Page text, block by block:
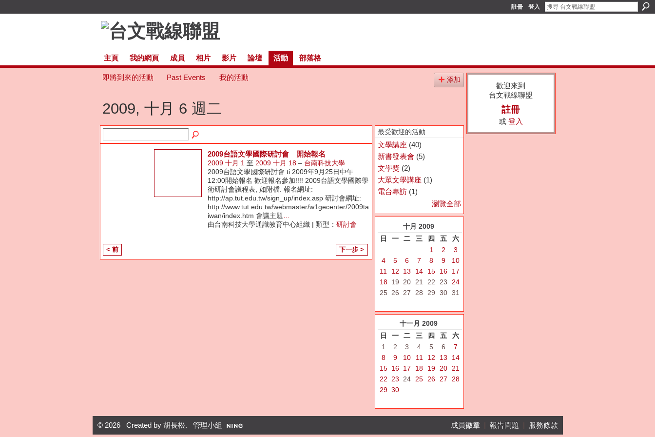
註冊 登入
主頁 我的網頁 成員 相片 影片 論壇 活動 部落格
即將到來的活動 Past Events 我的活動 添加
2009, 十月 6 週二
2009台語文學國際研討會 開始報名
2009 十月 1 至 2009 十月 18– 台南科技大學
2009台語文學國際研討會 ti 2009年9月25日中午
12:00開始報名 歡迎報名參加!!!! 2009台語文學國際學
術研討會議程表, 如附檔. 報名網址:
http://ap.tut.edu.tw/sign_up/index.asp 研討會網址:
http://www.tut.edu.tw/webmaster/w1gecenter/2009ta
iwan/index.htm 會議主題
由台南科技大學通識教育中心組織 | 類型： 研討會
< 前 下一步 >
最受歡迎的活動
文學講座 (40)
新書發表會 (5)
文學獎(2)
大眾文學講座 (1)
電台專訪(1)
瀏覽全部
十月 2009
日
一 二 三 四 五
六
1
2
3
4
5 6 7 8 9
10
11
12 13 14 15 16
17
18 19 20 21 22 23
24
25 26 27 28 29 30 31
十一月 2009
日
一 二 三 四 五
六
1
2 3 4 5 6
7
8
9 10 11 12 13
14
15 16 17 18 19 20
21
22
23 24 25 26 27
28
29 30
歡迎來到
台文戰線聯盟
註冊
或 登入
© 2026 Created by 胡長松. 管理小組 成員徽章| 報告問題 服務條款